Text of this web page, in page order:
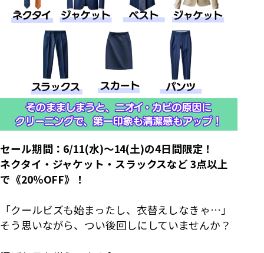
セール期間：6/11(水)〜14(土)の4日間限定！
ネクタイ・ジャケット・スラックスなど 3点以上
で《20％OFF》！
「クールビズも始まったし、衣替えしなきゃ…」
そう思いながら、つい後回しにしていませんか？